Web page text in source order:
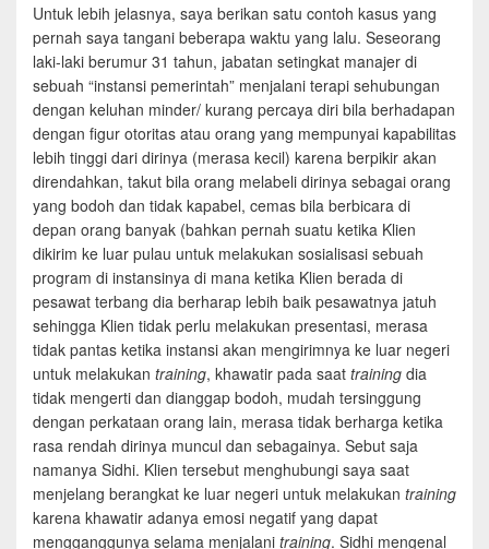
Untuk lebih jelasnya, saya berikan satu contoh kasus yang
pernah saya tangani beberapa waktu yang lalu. Seseorang
laki-laki berumur 31 tahun, jabatan setingkat manajer di
sebuah “instansi pemerintah” menjalani terapi sehubungan
dengan keluhan minder/ kurang percaya diri bila berhadapan
dengan figur otoritas atau orang yang mempunyai kapabilitas
lebih tinggi dari dirinya (merasa kecil) karena berpikir akan
direndahkan, takut bila orang melabeli dirinya sebagai orang
yang bodoh dan tidak kapabel, cemas bila berbicara di
depan orang banyak (bahkan pernah suatu ketika Klien
dikirim ke luar pulau untuk melakukan sosialisasi sebuah
program di instansinya di mana ketika Klien berada di
pesawat terbang dia berharap lebih baik pesawatnya jatuh
sehingga Klien tidak perlu melakukan presentasi, merasa
tidak pantas ketika instansi akan mengirimnya ke luar negeri
untuk melakukan training, khawatir pada saat training dia
tidak mengerti dan dianggap bodoh, mudah tersinggung
dengan perkataan orang lain, merasa tidak berharga ketika
rasa rendah dirinya muncul dan sebagainya. Sebut saja
namanya Sidhi. Klien tersebut menghubungi saya saat
menjelang berangkat ke luar negeri untuk melakukan training
karena khawatir adanya emosi negatif yang dapat
mengganggunya selama menjalani training. Sidhi mengenal